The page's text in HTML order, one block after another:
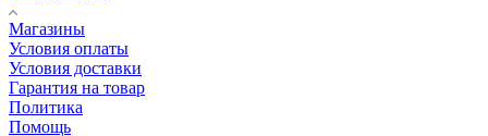
Магазины
Условия оплаты
Условия доставки
Гарантия на товар
Политика
Помощь